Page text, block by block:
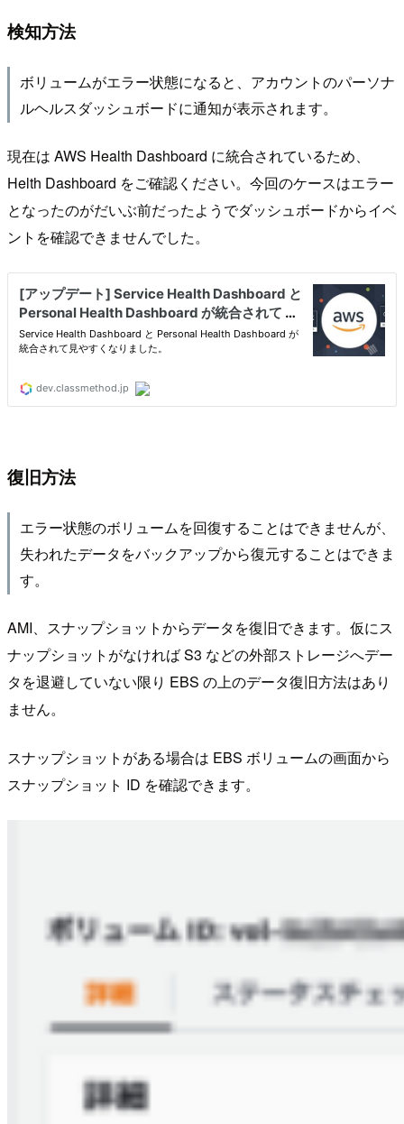
検知方法
ボリュームがエラー状態になると、アカウントのパーソナ
ルヘルスダッシュボードに通知が表示されます。
現在は AWS Health Dashboard に統合されているため、
Helth Dashboard をご確認ください。今回のケースはエラー
となったのがだいぶ前だったようでダッシュボードからイベ
ントを確認できませんでした。
復旧方法
エラー状態のボリュームを回復することはできませんが、
失われたデータをバックアップから復元することはできま
す。
AMI、スナップショットからデータを復旧できます。仮にス
ナップショットがなければ S3 などの外部ストレージへデー
タを退避していない限り EBS の上のデータ復旧方法はあり
ません。
スナップショットがある場合は EBS ボリュームの画面から
スナップショット ID を確認できます。